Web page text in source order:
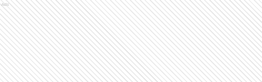
Ads